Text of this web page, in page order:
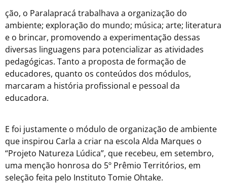
ção, o Paralapracá trabalhava a organização do
ambiente; exploração do mundo; música; arte; literatura
e o brincar, promovendo a experimentação dessas
diversas linguagens para potencializar as atividades
pedagógicas. Tanto a proposta de formação de
educadores, quanto os conteúdos dos módulos,
marcaram a história profissional e pessoal da
educadora.
E foi justamente o módulo de organização de ambiente
que inspirou Carla a criar na escola Alda Marques o
“Projeto Natureza Lúdica”, que recebeu, em setembro,
uma menção honrosa do 5º Prêmio Territórios, em
seleção feita pelo Instituto Tomie Ohtake.